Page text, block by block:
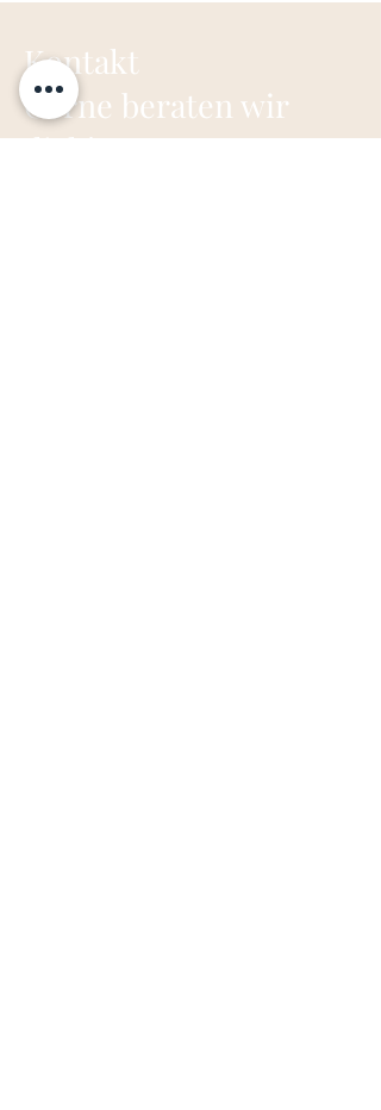
Kontakt
Gerne beraten wir
dich!